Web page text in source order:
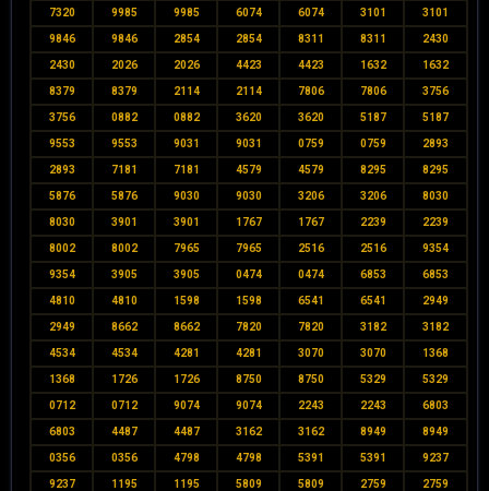
7320 9985 9985 6074 6074 3101 3101
9846 9846 2854 2854 8311 8311 2430
2430 2026 2026 4423 4423 1632 1632
8379 8379 2114 2114 7806 7806 3756
3756 0882 0882 3620 3620 5187 5187
9553 9553 9031 9031 0759 0759 2893
2893 7181 7181 4579 4579 8295 8295
5876 5876 9030 9030 3206 3206 8030
8030 3901 3901 1767 1767 2239 2239
8002 8002 7965 7965 2516 2516 9354
9354 3905 3905 0474 0474 6853 6853
4810 4810 1598 1598 6541 6541 2949
2949 8662 8662 7820 7820 3182 3182
4534 4534 4281 4281 3070 3070 1368
1368 1726 1726 8750 8750 5329 5329
0712 0712 9074 9074 2243 2243 6803
6803 4487 4487 3162 3162 8949 8949
0356 0356 4798 4798 5391 5391 9237
9237 1195 1195 5809 5809 2759 2759